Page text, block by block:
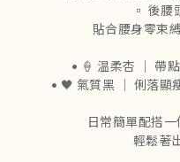
▫️ 後腰
貼合腰身零束
• 🍦 温柔杏 ｜ 帶
• 🖤 氣質黑 ｜ 俐落
日常簡單配搭
輕鬆著